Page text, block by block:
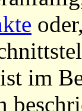
im